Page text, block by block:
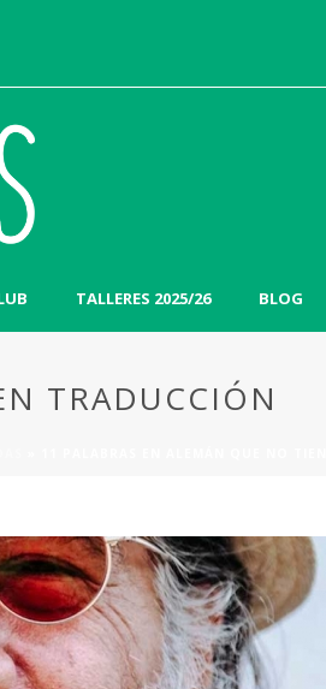
TALLERES 2025/26 BLOG
TRADUCCIÓN